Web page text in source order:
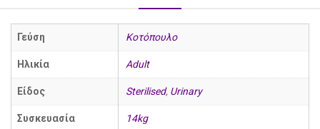
Γεύση Κοτόπουλο
Ηλικία Adult
Είδος Sterilised, Urinary
Συσκευασία 14kg